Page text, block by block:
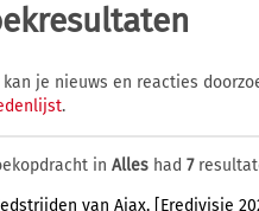
kan je nieuws en reacties
.
in Alles had 7
van Ajax, [Eredivisie